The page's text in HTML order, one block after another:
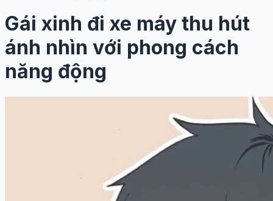
Gái xinh đi xe máy thu hút
ánh nhìn với phong cách
năng động